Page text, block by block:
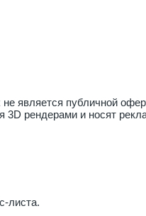
является публичной
3D рендерами и носят
листа.